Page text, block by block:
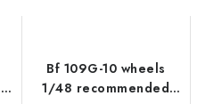
Bf 109G-10 wheels
1/48 recommended